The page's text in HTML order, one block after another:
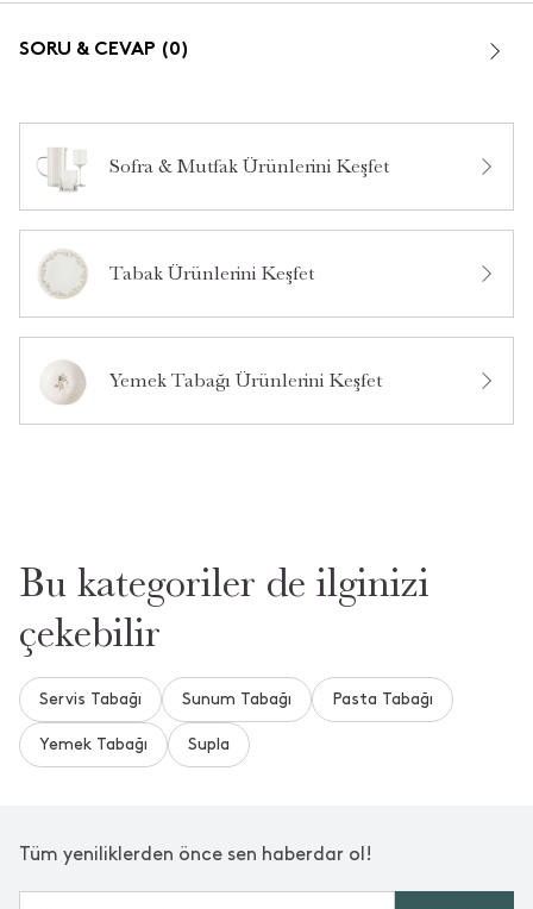
SORU & CEVAP (0)
Bu ürün hakkında daha önce hiç soru sorulmamış.
Ürün Hakkında Soru Sor
Sofra & Mutfak Ürünlerini Keşfet
Tabak Ürünlerini Keşfet
Yemek Tabağı Ürünlerini Keşfet
Bu kategoriler de ilginizi
çekebilir
Servis Tabağı Sunum Tabağı Pasta Tabağı
Yemek Tabağı Supla
Tüm yeniliklerden önce sen haberdar ol!